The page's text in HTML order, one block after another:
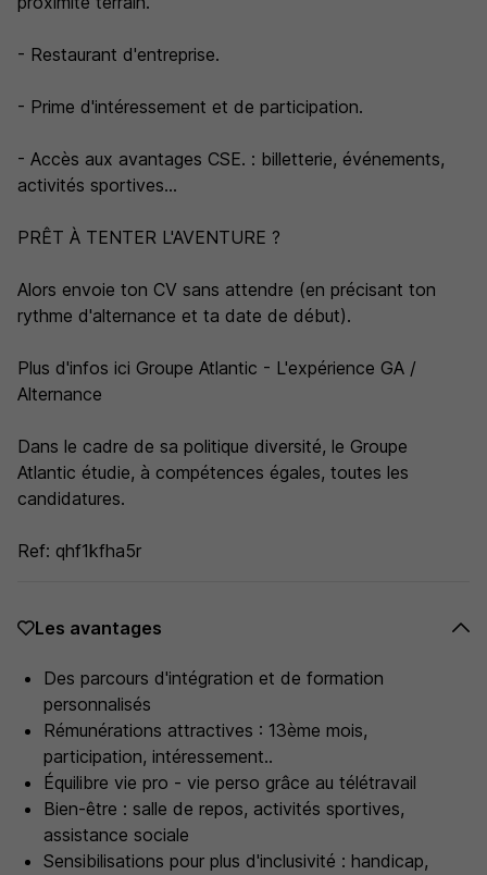
- Restaurant d'entreprise.
- Prime d'intéressement et de participation.
- Accès aux avantages CSE. : billetterie, événements,
activités sportives...
PRÊT À TENTER L'AVENTURE ?
Alors envoie ton CV sans attendre (en précisant ton
rythme d'alternance et ta date de début).
Plus d'infos ici Groupe Atlantic - L'expérience GA /
Alternance
Dans le cadre de sa politique diversité, le Groupe
Atlantic étudie, à compétences égales, toutes les
candidatures.
Ref: qhf1kfha5r
Les avantages
Des parcours d'intégration et de formation
personnalisés
Rémunérations attractives : 13ème mois,
participation, intéressement..
Équilibre vie pro - vie perso grâce au télétravail
Bien-être : salle de repos, activités sportives,
assistance sociale
Sensibilisations pour plus d'inclusivité : handicap,